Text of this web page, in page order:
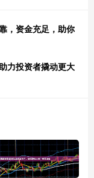
，资金充足，助你
力投资者撬动更大